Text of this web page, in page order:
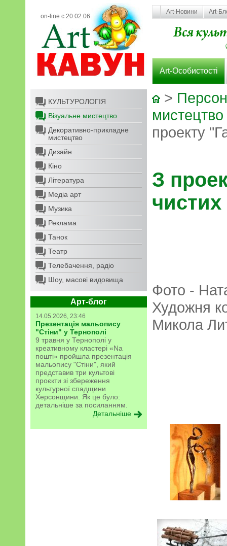
on-line с 20.02.06
Art-Новини Art-
Art-Особистості
КУЛЬТУРОЛОГІЯ
Візуальне мистецтво
Декоративно-прикладне
мистецтво
Дизайн
Кіно
Література
Медіа арт
Музика
Реклама
Танок
Театр
Телебачення, радіо
Шоу, масові видовища
Арт-блог
14.05.2026, 23:46
Презентація мальопису
"Стіни" у Тернополі
9 травня у Тернополі у
креативному кластері «Na
пошті» пройшла презентація
мальопису "Стіни", який
представив три культові
проєкти зі збереження
культурної спадщини
Херсонщини. Як це було:
детальніше за посиланням.
Детальніше
>
мистецтво
проекту
З
чистих
Фото -
Художня
Микола